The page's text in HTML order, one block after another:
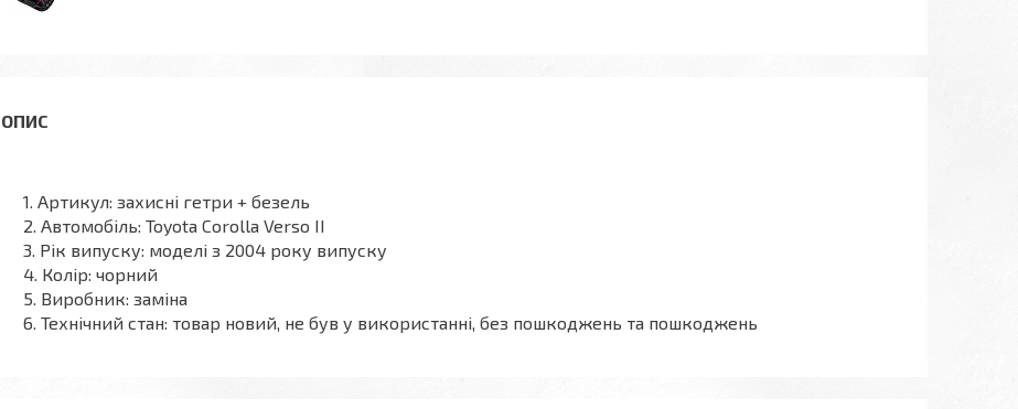
Артикул: захисні гетри + безель
Автомобіль: Toyota Corolla Verso II
Рік випуску: моделі з 2004 року випуску
Колір: чорний
Виробник: заміна
Технічний стан: товар новий, не був у використанні, без пошкоджень та пошкоджень